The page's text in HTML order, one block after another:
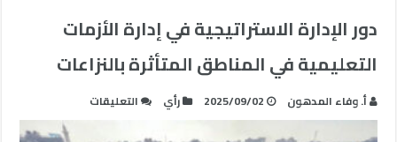
التعليمدور الإدارة الاستراتيجية في إدارة الأزمات
التعليمية في المناطق المتأثرة بالنزاعات
أ. وفاء المدهون 2025/09/02 رأي التعليقات